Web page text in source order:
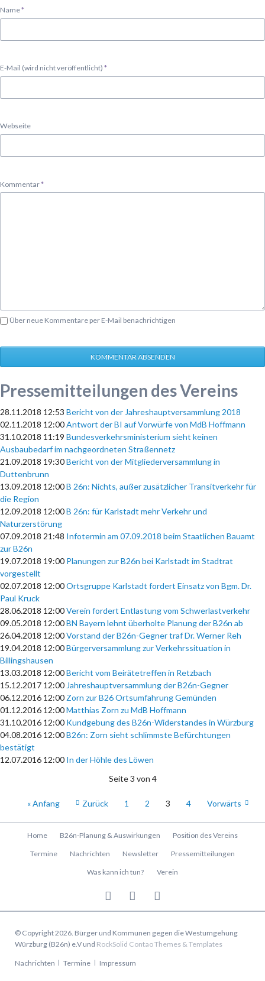
Pflichtfeld
Name*
Pflichtfeld
E-Mail (wird nicht veröffentlicht) *
Webseite
Pflichtfeld
Kommentar*
Über neue Kommentare per E-Mail benachrichtigen
KOMMENTAR ABSENDEN
Pressemitteilungen des Vereins
28.11.2018 12:53 Bericht von der Jahreshauptversammlung 2018
02.11.2018 12:00Antwort der BI auf Vorwürfe von MdB Hoffmann
31.10.2018 11:19 Bundesverkehrsministerium sieht keinen
Ausbaubedarf im nachgeordneten Straßennetz
21.09.2018 19:30Bericht von der Mitgliederversammlung in
Duttenbrunn
13.09.2018 12:00B 26n: Nichts, außer zusätzlicher Transitverkehr für
die Region
12.09.2018 12:00B 26n: für Karlstadt mehr Verkehr und
Naturzerstörung
07.09.2018 21:48 Infotermin am 07.09.2018 beim Staatlichen Bauamt
zur B26n
19.07.2018 19:00 Planungen zur B26n bei Karlstadt im Stadtrat
vorgestellt
02.07.2018 12:00Ortsgruppe Karlstadt fordert Einsatz von Bgm. Dr.
Paul Kruck
28.06.2018 12:00Verein fordert Entlastung vom Schwerlastverkehr
09.05.2018 12:00BN Bayern lehnt überholte Planung der B26n ab
26.04.2018 12:00Vorstand der B26n-Gegner traf Dr. Werner Reh
19.04.2018 12:00Bürgerversammlung zur Verkehrssituation in
Billingshausen
13.03.2018 12:00Bericht vom Beirätetreffen in Retzbach
15.12.2017 12:00 Jahreshauptversammlung der B26n-Gegner
06.12.2016 12:00 Zorn zur B26 Ortsumfahrung Gemünden
01.12.2016 12:00Matthias Zorn zu MdB Hoffmann
31.10.2016 12:00 Kundgebung des B26n-Widerstandes in Würzburg
04.08.2016 12:00B26n: Zorn sieht schlimmste Befürchtungen
bestätigt
12.07.2016 12:00 In der Höhle des Löwen
Seite 3 von 4
« Anfang Zurück 1 2 3 4 Vorwärts
Home B26n-Planung & Auswirkungen Position des Vereins
Termine Nachrichten Newsletter Pressemitteilungen
Was kann ich tun? Verein
© Copyright 2026. Bürger und Kommunen gegen die Westumgehung
Würzburg (B26n) e.V und RockSolid Contao Themes & Templates
Navigation
Nachrichten Termine Impressum